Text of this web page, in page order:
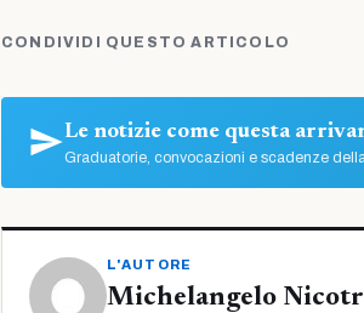
CONDIVIDI QUESTO ARTICOLO
Le notizie come questa
Graduatorie, convocazioni e scadenze
L'AUTORE
Michelangelo